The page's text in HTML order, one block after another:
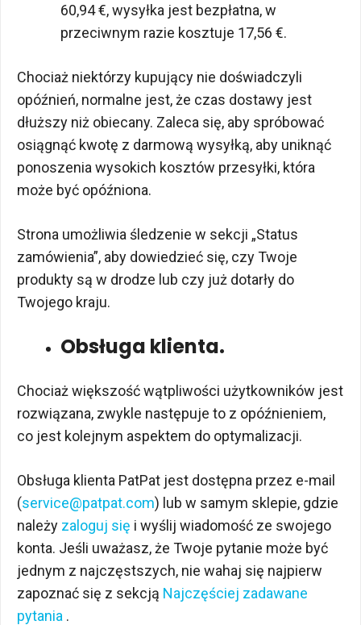
60,94 €, wysyłka jest bezpłatna, w
przeciwnym razie kosztuje 17,56 €.
Chociaż niektórzy kupujący nie doświadczyli
opóźnień, normalne jest, że czas dostawy jest
dłuższy niż obiecany. Zaleca się, aby spróbować
osiągnąć kwotę z darmową wysyłką, aby uniknąć
ponoszenia wysokich kosztów przesyłki, która
może być opóźniona.
Strona umożliwia śledzenie w sekcji „Status
zamówienia”, aby dowiedzieć się, czy Twoje
produkty są w drodze lub czy już dotarły do ​​
Twojego kraju.
Obsługa klienta.
Chociaż większość wątpliwości użytkowników jest
rozwiązana, zwykle następuje to z opóźnieniem,
co jest kolejnym aspektem do optymalizacji.
Obsługa klienta PatPat jest dostępna przez e-mail
(service@patpat.com) lub w samym sklepie, gdzie
należy zaloguj się i wyślij wiadomość ze swojego
konta. Jeśli uważasz, że Twoje pytanie może być
jednym z najczęstszych, nie wahaj się najpierw
zapoznać się z sekcją Najczęściej zadawane
pytania .